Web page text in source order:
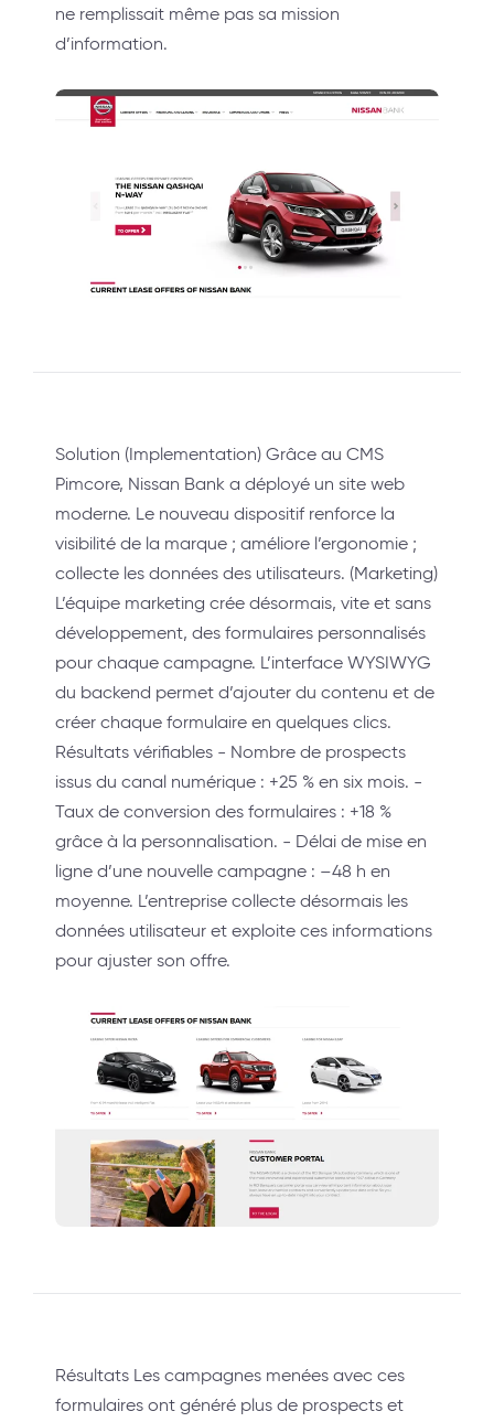
ne remplissait même pas sa mission
d’information.
Solution (Implementation) Grâce au CMS
Pimcore, Nissan Bank a déployé un site web
moderne. Le nouveau dispositif renforce la
visibilité de la marque ; améliore l’ergonomie ;
collecte les données des utilisateurs. (Marketing)
L’équipe marketing crée désormais, vite et sans
développement, des formulaires personnalisés
pour chaque campagne. L’interface WYSIWYG
du backend permet d’ajouter du contenu et de
créer chaque formulaire en quelques clics.
Résultats vérifiables - Nombre de prospects
issus du canal numérique : +25 % en six mois. -
Taux de conversion des formulaires : +18 %
grâce à la personnalisation. - Délai de mise en
ligne d’une nouvelle campagne : –48 h en
moyenne. L’entreprise collecte désormais les
données utilisateur et exploite ces informations
pour ajuster son offre.
Résultats Les campagnes menées avec ces
formulaires ont généré plus de prospects et